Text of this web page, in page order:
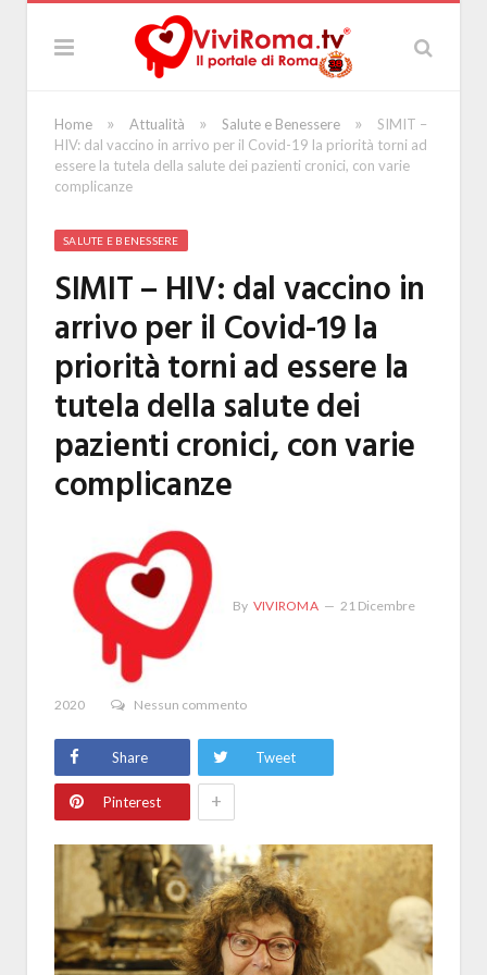
Home » Attualità » Salute e Benessere »
SIMIT –
HIV: dal vaccino in arrivo per il Covid-19 la priorità torni ad
essere la tutela della salute dei pazienti cronici, con varie
complicanze
SALUTE E BENESSERE
SIMIT – HIV: dal vaccino in
arrivo per il Covid-19 la
priorità torni ad essere la
tutela della salute dei
pazienti cronici, con varie
complicanze
By VIVIROMA 21 Dicembre
2020 Nessun commento
Share Tweet
Pinterest +